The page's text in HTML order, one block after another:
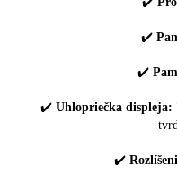
✔️
✔️
✔️ Uhlopriečka displeja:
✔️